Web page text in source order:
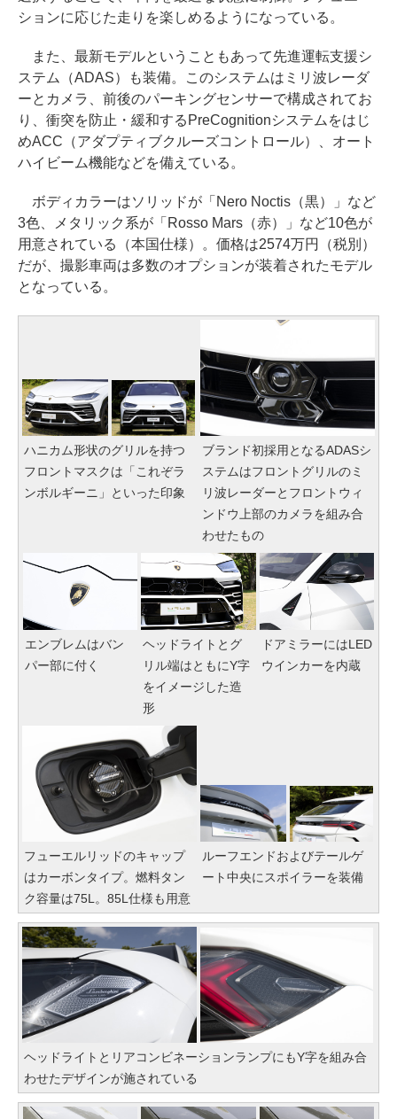
ションに応じた走りを楽しめるようになっている。
また、最新モデルということもあって先進運転支援シ
ステム（ADAS）も装備。このシステムはミリ波レーダ
ーとカメラ、前後のパーキングセンサーで構成されてお
り、衝突を防止・緩和するPreCognitionシステムをはじ
めACC（アダプティブクルーズコントロール）、オート
ハイビーム機能などを備えている。
ボディカラーはソリッドが「Nero Noctis（黒）」など
3色、メタリック系が「Rosso Mars（赤）」など10色が
用意されている（本国仕様）。価格は2574万円（税別）
だが、撮影車両は多数のオプションが装着されたモデル
となっている。
ハニカム形状のグリルを持つ
フロントマスクは「これぞラ
ンボルギーニ」といった印象
ブランド初採用となるADASシ
ステムはフロントグリルのミ
リ波レーダーとフロントウィ
ンドウ上部のカメラを組み合
わせたもの
エンブレムはバン
パー部に付く
ヘッドライトとグ
リル端はともにY字
をイメージした造
形
ドアミラーにはLED
ウインカーを内蔵
フューエルリッドのキャップ
はカーボンタイプ。燃料タン
ク容量は75L。85L仕様も用意
ルーフエンドおよびテールゲ
ート中央にスポイラーを装備
ヘッドライトとリアコンビネーションランプにもY字を組み合
わせたデザインが施されている